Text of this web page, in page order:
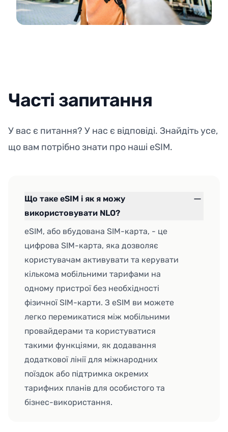
Часті запитання
У вас є питання? У нас є відповіді. Знайдіть усе,
що вам потрібно знати про наші eSIM.
Що таке eSIM і як я можу
використовувати NLO?
eSIM, або вбудована SIM-карта, - це
цифрова SIM-карта, яка дозволяє
користувачам активувати та керувати
кількома мобільними тарифами на
одному пристрої без необхідності
фізичної SIM-карти. З eSIM ви можете
легко перемикатися між мобільними
провайдерами та користуватися
такими функціями, як додавання
додаткової лінії для міжнародних
поїздок або підтримка окремих
тарифних планів для особистого та
бізнес-використання.